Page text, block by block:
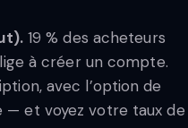
19 % des acheteurs
à créer un compte.
avec l’option de
et voyez votre taux de